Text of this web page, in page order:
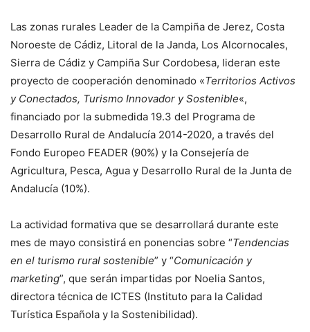
Las zonas rurales Leader de la Campiña de Jerez, Costa
Noroeste de Cádiz, Litoral de la Janda, Los Alcornocales,
Sierra de Cádiz y Campiña Sur Cordobesa, lideran este
proyecto de cooperación denominado «Territorios Activos
y Conectados, Turismo Innovador y Sostenible«,
financiado por la submedida 19.3 del Programa de
Desarrollo Rural de Andalucía 2014-2020, a través del
Fondo Europeo FEADER (90%) y la Consejería de
Agricultura, Pesca, Agua y Desarrollo Rural de la Junta de
Andalucía (10%).
La actividad formativa que se desarrollará durante este
mes de mayo consistirá en ponencias sobre “Tendencias
en el turismo rural sostenible” y “Comunicación y
marketing”, que serán impartidas por Noelia Santos,
directora técnica de ICTES (Instituto para la Calidad
Turística Española y la Sostenibilidad).